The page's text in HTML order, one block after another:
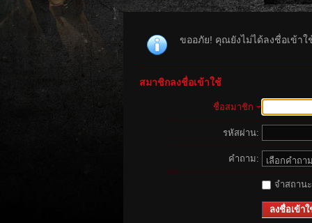
ขออภัย! คุณยังไม่ได้ลงชื่อเข้า
สมาชิกลงชื่อเข้าใช้
ชื่อสมาชิก
รหัสผ่าน:
คำถาม:
จำสถาน
ลงชื่อเข้าใ